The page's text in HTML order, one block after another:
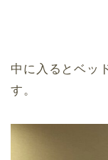
中に入るとベッ
す。